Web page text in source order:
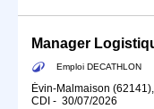
Manager
Emploi DECATHLON
Évin-Malmaison
CDI - 30/07/2026